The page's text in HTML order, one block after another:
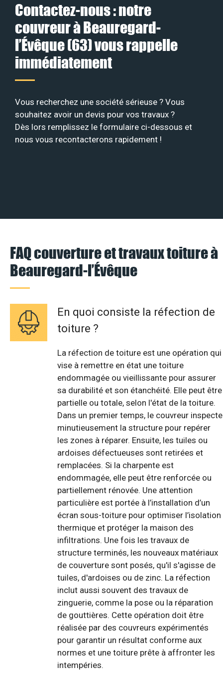
Contactez-nous : notre
couvreur à Beauregard-
l’Évêque (63) vous rappelle
immédiatement
Vous recherchez une société sérieuse ? Vous
souhaitez avoir un devis pour vos travaux ?
Dès lors remplissez le formulaire ci-dessous et
nous vous recontacterons rapidement !
FAQ couverture et travaux toiture à
Beauregard-l’Évêque
En quoi consiste la réfection de
toiture ?
La réfection de toiture est une opération qui
vise à remettre en état une toiture
endommagée ou vieillissante pour assurer
sa durabilité et son étanchéité. Elle peut être
partielle ou totale, selon l'état de la toiture.
Dans un premier temps, le couvreur inspecte
minutieusement la structure pour repérer
les zones à réparer. Ensuite, les tuiles ou
ardoises défectueuses sont retirées et
remplacées. Si la charpente est
endommagée, elle peut être renforcée ou
partiellement rénovée. Une attention
particulière est portée à l’installation d’un
écran sous-toiture pour optimiser l’isolation
thermique et protéger la maison des
infiltrations. Une fois les travaux de
structure terminés, les nouveaux matériaux
de couverture sont posés, qu'il s'agisse de
tuiles, d'ardoises ou de zinc. La réfection
inclut aussi souvent des travaux de
zinguerie, comme la pose ou la réparation
de gouttières. Cette opération doit être
réalisée par des couvreurs expérimentés
pour garantir un résultat conforme aux
normes et une toiture prête à affronter les
intempéries.